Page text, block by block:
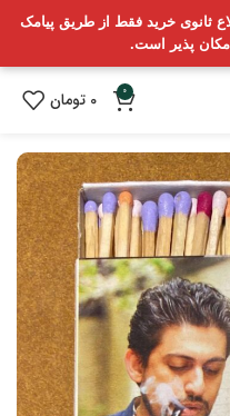
ثانوی خرید فقط از طریق پیامک
0
0 تومان